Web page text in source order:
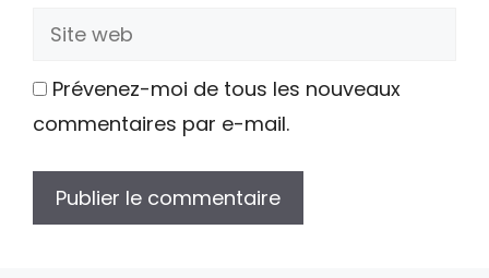
Site
Prévenez-moi de tous les nouveaux
commentaires par e-mail.